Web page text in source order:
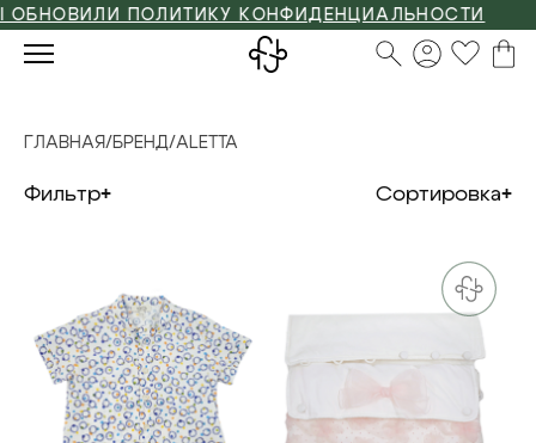
ПОЛИТИКУ КОНФИДЕНЦИАЛЬНОСТИ
ГЛАВНАЯ/ БРЕНД/ALETTA
Фильтр Сортировка